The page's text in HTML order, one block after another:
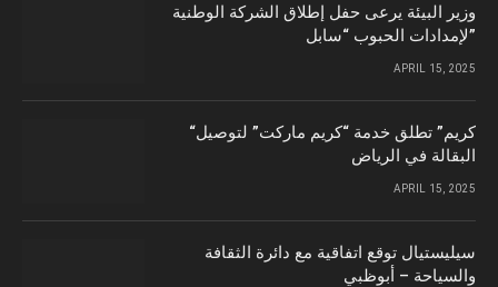
وزير البيئة يرعى حفل إطلاق الشركة الوطنية
لإمدادات الحبوب “سابل”
APRIL 15, 2025
“كريم” تطلق خدمة “كريم ماركت” لتوصيل
البقالة في الرياض
APRIL 15, 2025
سيليستيال توقع اتفاقية مع دائرة الثقافة
والسياحة – أبوظبي